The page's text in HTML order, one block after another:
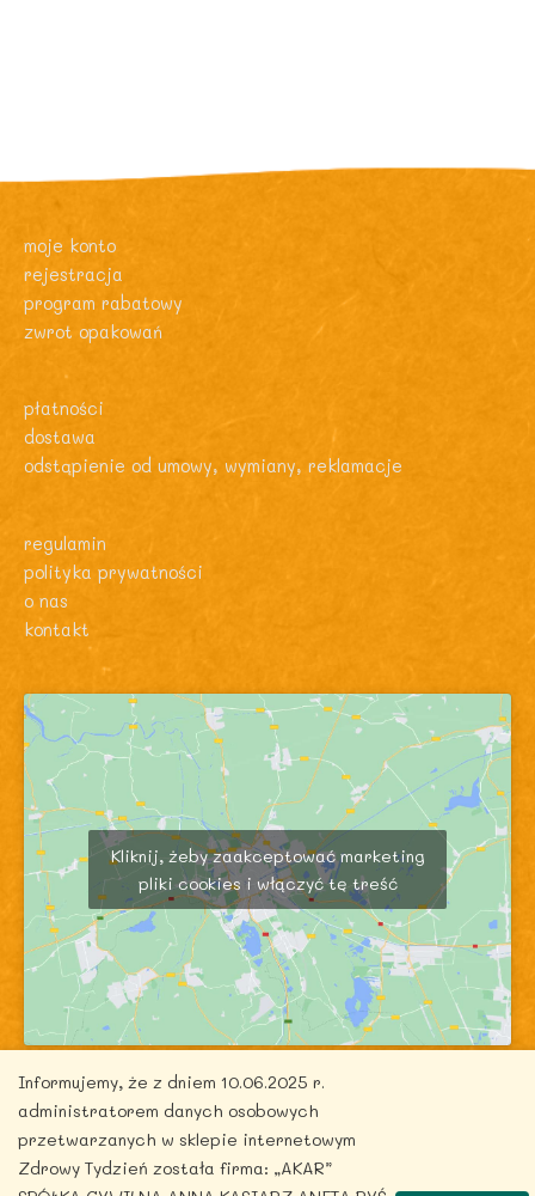
moje konto
rejestracja
program rabatowy
zwrot opakowań
płatności
dostawa
odstąpienie od umowy, wymiany, reklamacje
regulamin
polityka prywatności
o nas
kontakt
Kliknij, żeby zaakceptować marketing
pliki cookies i włączyć tę treść
Copyright © 2026 zdrowytydzien.pl | Powered by
Informujemy, że z dniem 10.06.2025 r.
administratorem danych osobowych
przetwarzanych w sklepie internetowym
Zdrowy Tydzień została firma: „AKAR”